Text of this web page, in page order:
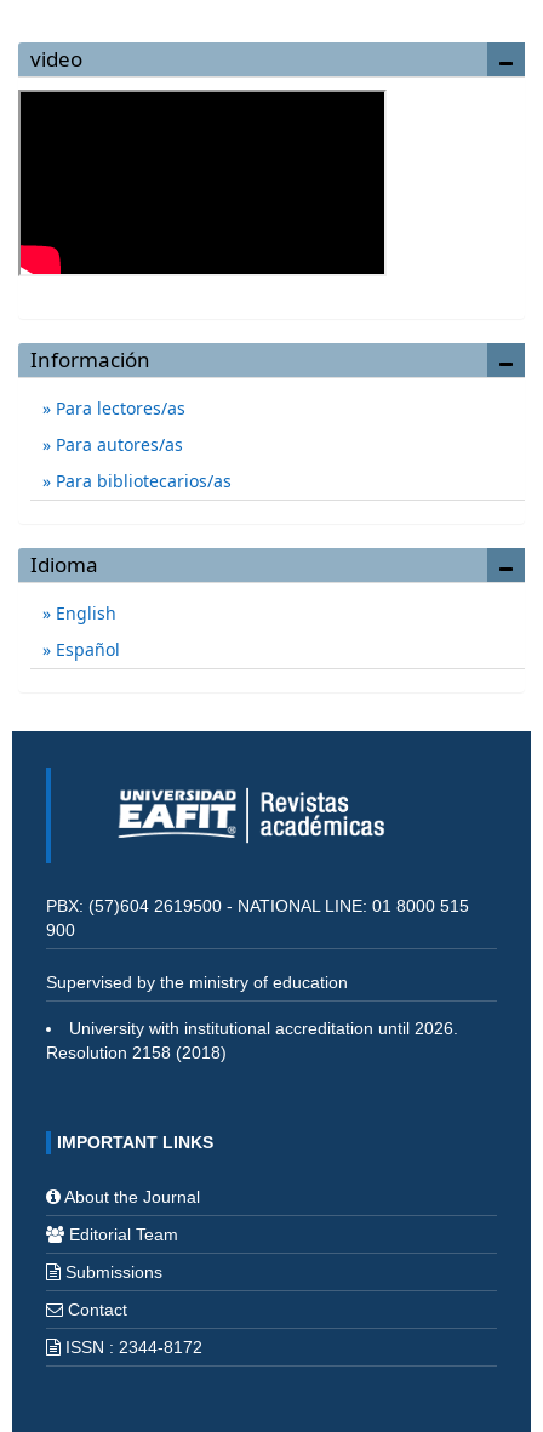
video
Información
Para lectores/as
Para autores/as
Para bibliotecarios/as
Idioma
English
Español
PBX: (57)604 2619500 - NATIONAL LINE: 01 8000 515
900
Supervised by the ministry of education
University with institutional accreditation until 2026.
Resolution 2158 (2018)
IMPORTANT LINKS
About the Journal
Editorial Team
Submissions
Contact
ISSN : 2344-8172